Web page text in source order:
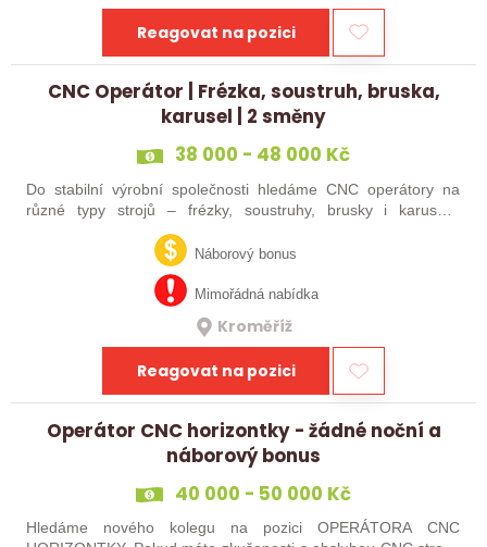
Reagovat na pozici
CNC Operátor | Frézka, soustruh, bruska,
karusel | 2 směny
38 000 - 48 000 Kč
Do stabilní výrobní společnosti hledáme CNC operátory na
různé typy strojů – frézky, soustruhy, brusky i karusely.
Uplatnění u nás najdou zkušení obráběči i absolventi
technických oborů, kteří se…Náborový bonus
Mimořádná nabídka
Kroměříž
Reagovat na pozici
Operátor CNC horizontky - žádné noční a
náborový bonus
40 000 - 50 000 Kč
Hledáme nového kolegu na pozici OPERÁTORA CNC